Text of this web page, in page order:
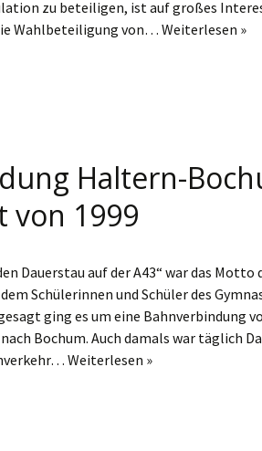
zu beteiligen, ist auf großes
Wahlbeteiligung von… Weiterlesen »
Haltern-
von 1999
Dauerstau auf der A43“ war das
Schülerinnen und Schüler des
ging es um eine Bahnverbindung
Bochum. Auch damals war täglich
Weiterlesen »